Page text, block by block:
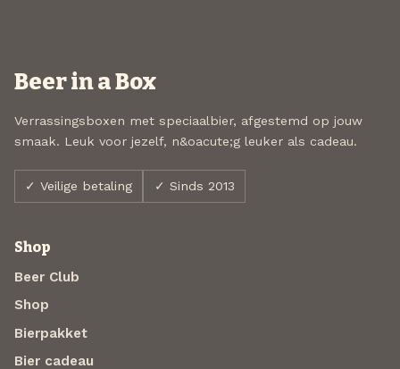
Beer in a Box
Verrassingsboxen met speciaalbier, afgestemd op jouw
smaak. Leuk voor jezelf, n&oacute;g leuker als cadeau.
✓ Veilige betaling ✓ Sinds 2013
Shop
Beer Club
Shop
Bierpakket
Bier cadeau